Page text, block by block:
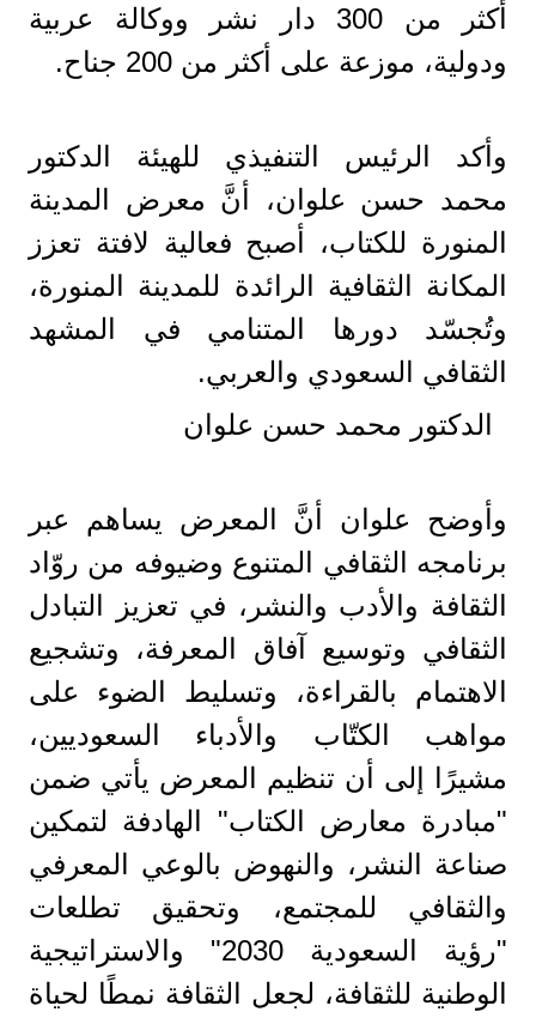
أكثر من 300 دار نشر ووكالة عربية
ودولية، موزعة على أكثر من 200 جناح.
وأكد الرئيس التنفيذي للهيئة الدكتور
محمد حسن علوان، أنَّ معرض المدينة
المنورة للكتاب، أصبح فعالية لافتة تعزز
المكانة الثقافية الرائدة للمدينة المنورة،
وتُجسّد دورها المتنامي في المشهد
الثقافي السعودي والعربي.
الدكتور محمد حسن علوان
وأوضح علوان أنَّ المعرض يساهم عبر
برنامجه الثقافي المتنوع وضيوفه من روّاد
الثقافة والأدب والنشر، في تعزيز التبادل
الثقافي وتوسيع آفاق المعرفة، وتشجيع
الاهتمام بالقراءة، وتسليط الضوء على
مواهب الكتّاب والأدباء السعوديين،
مشيرًا إلى أن تنظيم المعرض يأتي ضمن
"مبادرة معارض الكتاب" الهادفة لتمكين
صناعة النشر، والنهوض بالوعي المعرفي
والثقافي للمجتمع، وتحقيق تطلعات
"رؤية السعودية 2030" والاستراتيجية
الوطنية للثقافة، لجعل الثقافة نمطًا لحياة